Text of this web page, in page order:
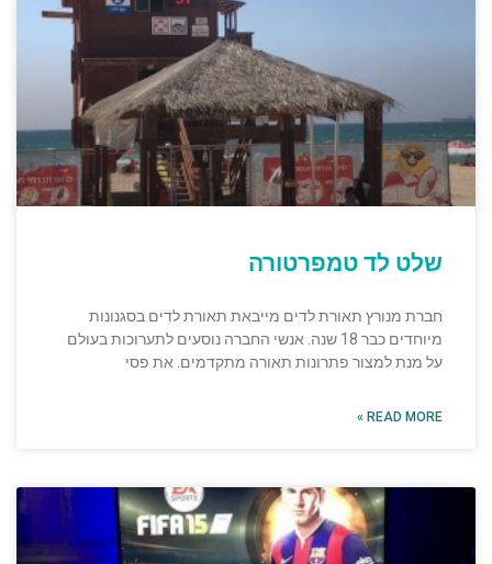
שלט לד טמפרטורה
חברת מנורץ תאורת לדים מייבאת תאורת לדים בסגנונות
מיוחדים כבר 18 שנה. אנשי החברה נוסעים לתערוכות בעולם
על מנת למצור פתרונות תאורה מתקדמים. את פסי
READ MORE »